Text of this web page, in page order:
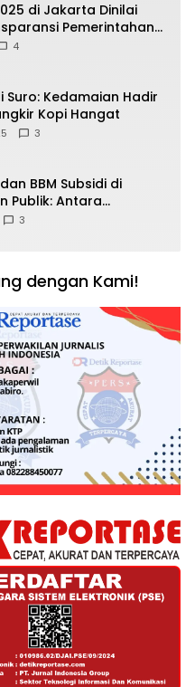
di Jakarta Dinilai
Pemerintahan
Dipertanyakan
4
Suro: Kedamaian Hadir
Kopi Hangat
3
BBM Subsidi di
Publik: Antara
Hak Konsumen,
3
dengan Kami!